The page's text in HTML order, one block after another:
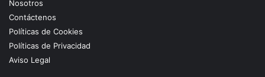
Nosotros
Contáctenos
Políticas de Cookies
Políticas de Privacidad
Aviso Legal